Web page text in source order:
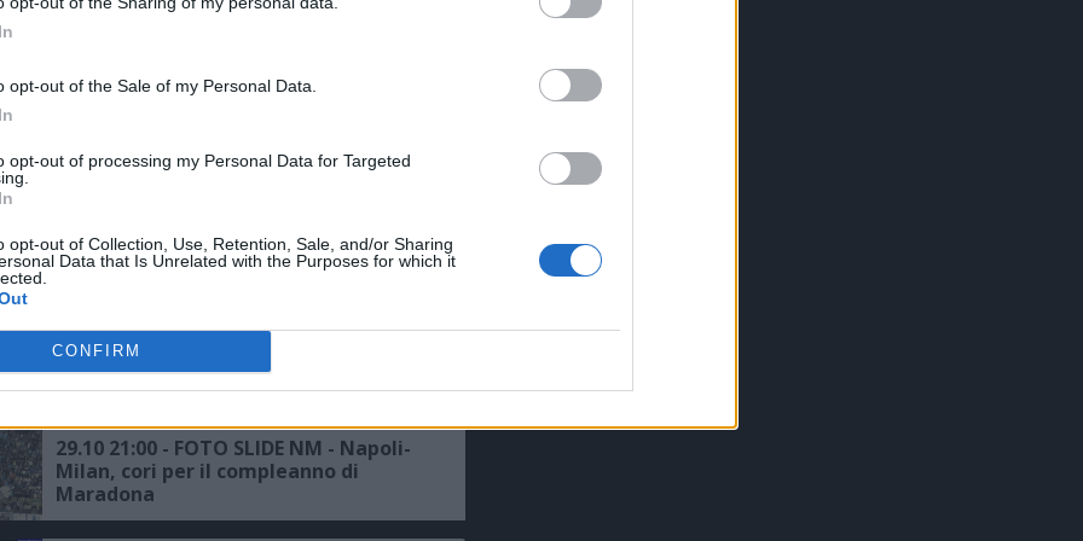
opt-out of the Sale of my Personal Data.
opt-out of processing my Personal Data for Targeted
opt-out of Collection, Use, Retention, Sale, and/or Sharing
Data that Is Unrelated with the Purposes for which it
CONFIRM
precedenti e l'analisi del match
05.03 13:03 - L'EX - Milanese: "Il Napoli
e Kvara sono devastanti"
"Meritavamo qualcosa in più rispetto
al Milan"
07.02 08:26 - CORRIERE DELLA SERA -
Victor Osimhen salta Milan-Napoli,
ma sarà disponibile per il Genoa
29.10 21:00 - FOTO SLIDE NM - Napoli-
Milan, cori per il compleanno di
Maradona